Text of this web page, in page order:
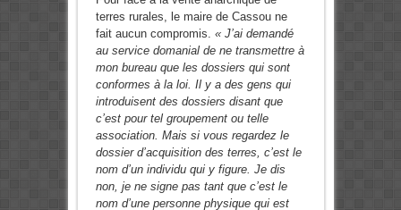
terres rurales, le maire de Cassou ne
fait aucun compromis. « J’ai demandé
au service domanial de ne transmettre à
mon bureau que les dossiers qui sont
conformes à la loi. Il y a des gens qui
introduisent des dossiers disant que
c’est pour tel groupement ou telle
association. Mais si vous regardez le
dossier d’acquisition des terres, c’est le
nom d’un individu qui y figure. Je dis
non, je ne signe pas tant que c’est le
nom d’une personne physique qui est